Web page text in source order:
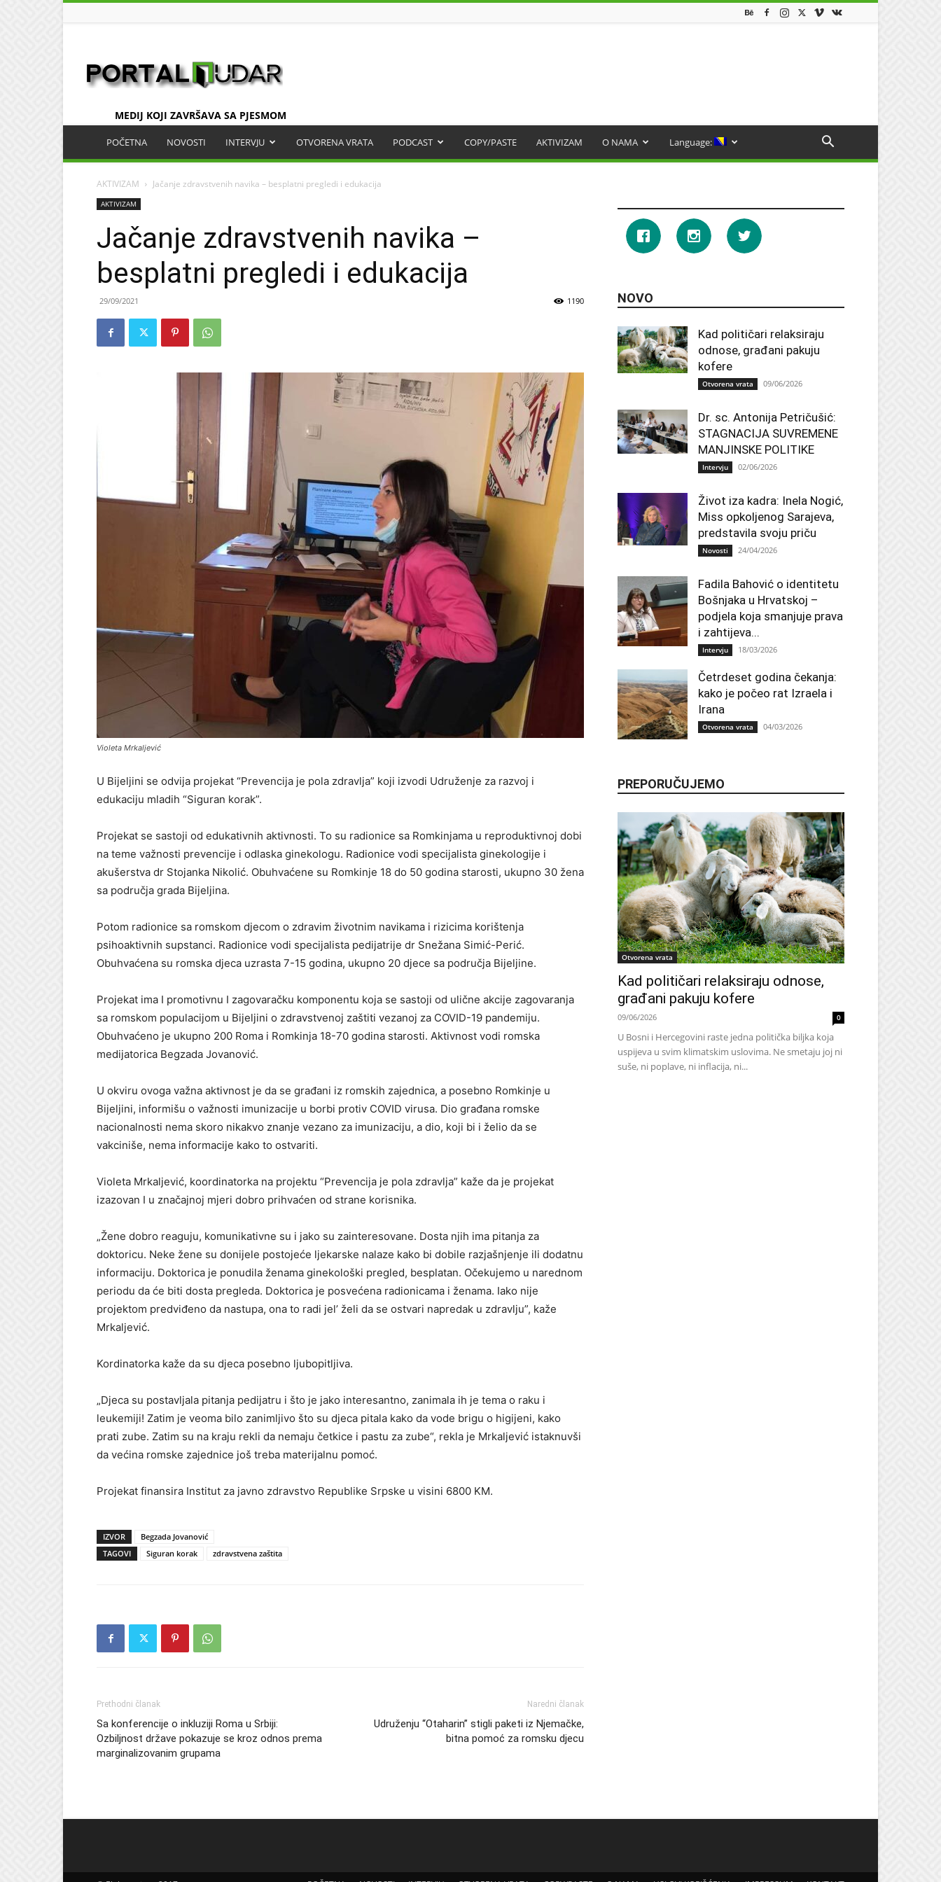
MEDIJ KOJI ZAVRŠAVA SA PJESMOM
POČETNA NOVOSTI INTERVJU OTVORENA VRATA PODCAST COPY/PASTE AKTIVIZAM O NAMA Language:
AKTIVIZAM Jačanje zdravstvenih navika – besplatni pregledi i edukacija
AKTIVIZAM
Jačanje zdravstvenih navika –
besplatni pregledi i edukacija
29/09/2021 1190
Violeta Mrkaljević
U Bijeljini se odvija projekat “Prevencija je pola zdravlja” koji izvodi Udruženje za razvoj i
edukaciju mladih “Siguran korak”.
Projekat se sastoji od edukativnih aktivnosti. To su radionice sa Romkinjama u reproduktivnoj dobi
na teme važnosti prevencije i odlaska ginekologu. Radionice vodi specijalista ginekologije i
akušerstva dr Stojanka Nikolić. Obuhvaćene su Romkinje 18 do 50 godina starosti, ukupno 30 žena
sa područja grada Bijeljina.
Potom radionice sa romskom djecom o zdravim životnim navikama i rizicima korištenja
psihoaktivnih supstanci. Radionice vodi specijalista pedijatrije dr Snežana Simić-Perić.
Obuhvaćena su romska djeca uzrasta 7-15 godina, ukupno 20 djece sa područja Bijeljine.
Projekat ima I promotivnu I zagovaračku komponentu koja se sastoji od ulične akcije zagovaranja
sa romskom populacijom u Bijeljini o zdravstvenoj zaštiti vezanoj za COVID-19 pandemiju.
Obuhvaćeno je ukupno 200 Roma i Romkinja 18-70 godina starosti. Aktivnost vodi romska
medijatorica Begzada Jovanović.
U okviru ovoga važna aktivnost je da se građani iz romskih zajednica, a posebno Romkinje u
Bijeljini, informišu o važnosti imunizacije u borbi protiv COVID virusa. Dio građana romske
nacionalnosti nema skoro nikakvo znanje vezano za imunizaciju, a dio, koji bi i želio da se
vakciniše, nema informacije kako to ostvariti.
Violeta Mrkaljević, koordinatorka na projektu “Prevencija je pola zdravlja” kaže da je projekat
izazovan I u značajnoj mjeri dobro prihvaćen od strane korisnika.
„Žene dobro reaguju, komunikativne su i jako su zainteresovane. Dosta njih ima pitanja za
doktoricu. Neke žene su donijele postojeće ljekarske nalaze kako bi dobile razjašnjenje ili dodatnu
informaciju. Doktorica je ponudila ženama ginekološki pregled, besplatan. Očekujemo u narednom
periodu da će biti dosta pregleda. Doktorica je posvećena radionicama i ženama. Iako nije
projektom predviđeno da nastupa, ona to radi jel’ želi da se ostvari napredak u zdravlju”, kaže
Mrkaljević.
Kordinatorka kaže da su djeca posebno ljubopitljiva.
„Djeca su postavljala pitanja pedijatru i što je jako interesantno, zanimala ih je tema o raku i
leukemiji! Zatim je veoma bilo zanimljivo što su djeca pitala kako da vode brigu o higijeni, kako
prati zube. Zatim su na kraju rekli da nemaju četkice i pastu za zube“, rekla je Mrkaljević istaknuvši
da većina romske zajednice još treba materijalnu pomoć.
Projekat finansira Institut za javno zdravstvo Republike Srpske u visini 6800 KM.
IZVOR
Begzada Jovanović
TAGOVI
Siguran korak zdravstvena zaštita
Prethodni članak
Sa konferencije o inkluziji Roma u Srbiji:
Ozbiljnost države pokazuje se kroz odnos prema
marginalizovanim grupama
Naredni članak
Udruženju “Otaharin” stigli paketi iz Njemačke,
bitna pomoć za romsku djecu
NOVO
Kad političari relaksiraju
odnose, građani pakuju
kofere
Otvorena vrata 09/06/2026
Dr. sc. Antonija Petričušić:
STAGNACIJA SUVREMENE
MANJINSKE POLITIKE
Intervju 02/06/2026
Život iza kadra: Inela Nogić,
Miss opkoljenog Sarajeva,
predstavila svoju priču
Novosti 24/04/2026
Fadila Bahović o identitetu
Bošnjaka u Hrvatskoj –
podjela koja smanjuje prava
i zahtijeva...
Intervju 18/03/2026
Četrdeset godina čekanja:
kako je počeo rat Izraela i
Irana
Otvorena vrata 04/03/2026
PREPORUČUJEMO
Otvorena vrata
Kad političari relaksiraju odnose,
građani pakuju kofere
09/06/2026 0
U Bosni i Hercegovini raste jedna politička biljka koja
uspijeva u svim klimatskim uslovima. Ne smetaju joj ni
suše, ni poplave, ni inflacija, ni...